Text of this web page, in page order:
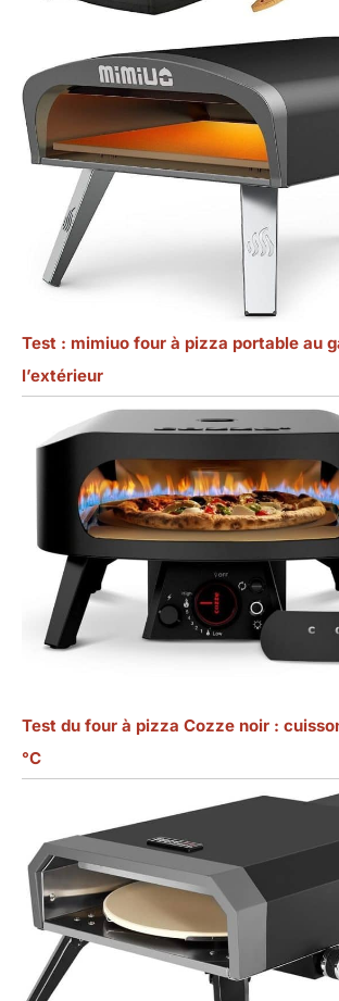
Test : mimiuo four à pizza portable au
l’extérieur
Test du four à pizza Cozze noir :
°C